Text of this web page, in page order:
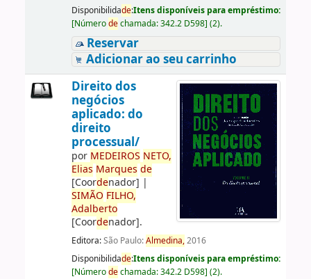
Disponibilidade:Itens disponíveis para empréstimo:
[Númerodechamada:342.2 D598] (2).
Reservar
Adicionar ao seu carrinho
Direito dos
negócios
aplicado: do
direito
processual/
por MEDEIROS NETO,
Elias Marques de
[Coordenador] |
SIMÃO FILHO,
Adalberto
[Coordenador].
Editora:São Paulo:Almedina,2016
Disponibilidade:Itens disponíveis para empréstimo:
[Númerodechamada:342.2 D598] (2).